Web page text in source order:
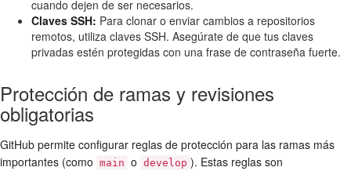
cuando dejen de ser necesarios.
Claves SSH: Para clonar o enviar cambios a repositorios
remotos, utiliza claves SSH. Asegúrate de que tus claves
privadas estén protegidas con una frase de contraseña fuerte.
Protección de ramas y revisiones
obligatorias
GitHub permite configurar reglas de protección para las ramas más
importantes (como main o develop ). Estas reglas son